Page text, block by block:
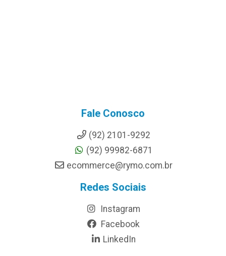
Fale Conosco
(92) 2101-9292
(92) 99982-6871
ecommerce@rymo.com.br
Redes Sociais
Instagram
Facebook
LinkedIn